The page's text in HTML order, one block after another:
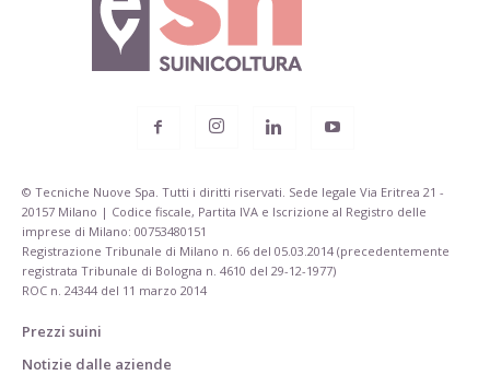
© Tecniche Nuove Spa. Tutti i diritti riservati. Sede legale Via Eritrea 21 -
20157 Milano | Codice fiscale, Partita IVA e Iscrizione al Registro delle
imprese di Milano: 00753480151
Registrazione Tribunale di Milano n. 66 del 05.03.2014 (precedentemente
registrata Tribunale di Bologna n. 4610 del 29-12-1977)
ROC n. 24344 del 11 marzo 2014
Prezzi suini
Notizie dalle aziende